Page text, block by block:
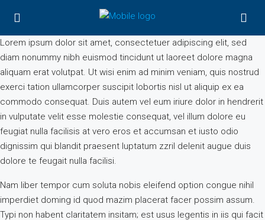
Lorem ipsum dolor sit amet, consectetuer adipiscing elit, sed
diam nonummy nibh euismod tincidunt ut laoreet dolore magna
aliquam erat volutpat. Ut wisi enim ad minim veniam, quis nostrud
exerci tation ullamcorper suscipit lobortis nisl ut aliquip ex ea
commodo consequat. Duis autem vel eum iriure dolor in hendrerit
in vulputate velit esse molestie consequat, vel illum dolore eu
feugiat nulla facilisis at vero eros et accumsan et iusto odio
dignissim qui blandit praesent luptatum zzril delenit augue duis
dolore te feugait nulla facilisi.
Nam liber tempor cum soluta nobis eleifend option congue nihil
imperdiet doming id quod mazim placerat facer possim assum.
Typi non habent claritatem insitam; est usus legentis in iis qui facit